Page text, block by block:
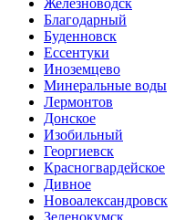
Благодарный
Буденновск
Ессентуки
Иноземцево
Минеральные воды
Лермонтов
Донское
Изобильный
Георгиевск
Красногвардейское
Дивное
Новоалександровск
Зеленокумск